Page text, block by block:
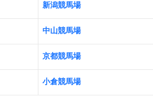
新潟競馬場
中山競馬場
京都競馬場
小倉競馬場